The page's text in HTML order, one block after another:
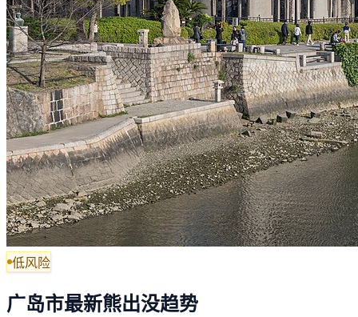
低风险
广岛市最新熊出没趋势